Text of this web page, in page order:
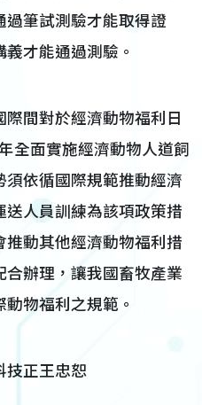
過筆試測驗才能取得證
才能通過測驗。
間對於經濟動物福利日
全面實施經濟動物人道飼
依循國際規範推動經濟
人員訓練為該項政策措
動其他經濟動物福利措
辦理，讓我國畜牧產業
物福利之規範。
技正王忠恕